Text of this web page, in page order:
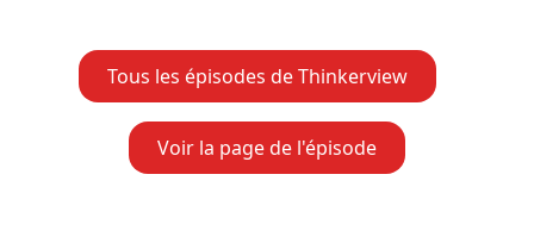
Tous les épisodes de Thinkerview
Voir la page de l'épisode